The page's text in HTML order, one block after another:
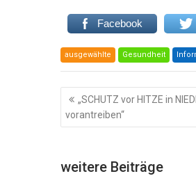
Facebook
ausgewählte Gesundheit
„SCHUTZ vor HITZE in
vorantreiben“
weitere Beiträge